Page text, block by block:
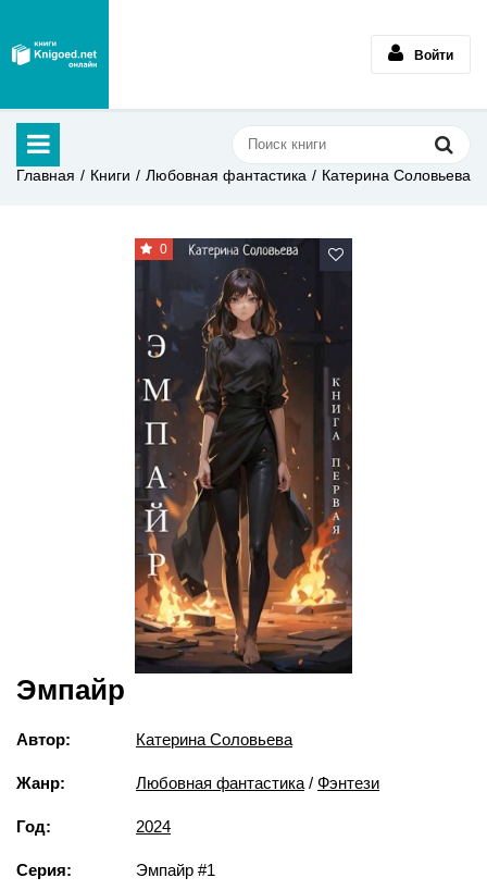
Войти
Главная Книги Любовная фантастика Катерина Соловьева
0
Эмпайр
Автор: Катерина Соловьева
Жанр: Любовная фантастика / Фэнтези
Год: 2024
Серия: Эмпайр #1